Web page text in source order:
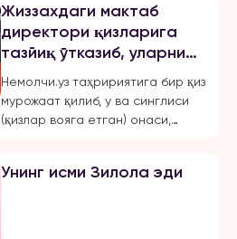
Жиззахдаги мактаб
директори қизларига
тазйиқ ўтказиб, уларни
мажбурлаб турмушга
чиқарган, ўқиш,
ишлашдан маҳрум қилган
Немолчи.уз таҳририятига бир қиз
мурожаат қилиб, у ва синглиси
(қизлар вояга етган) онаси,
Хасанова томонидан бир неча
Унинг исми Зилола эди